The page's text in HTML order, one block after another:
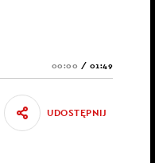
00:00 / 01:49
UDOSTĘPNIJ